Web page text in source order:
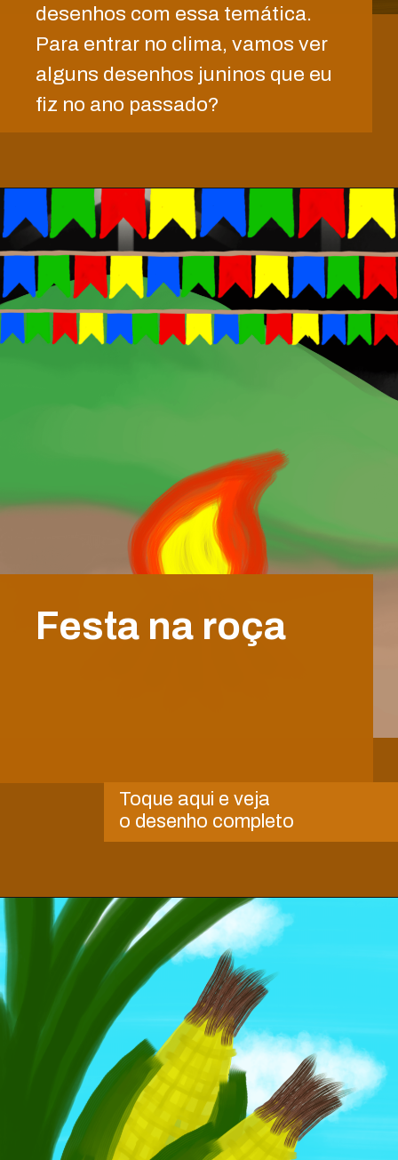
desenhos com essa temática.
Para entrar no clima, vamos ver
alguns desenhos juninos que eu
fiz no ano passado?
Festa na roça
Toque aqui e veja
o desenho completo